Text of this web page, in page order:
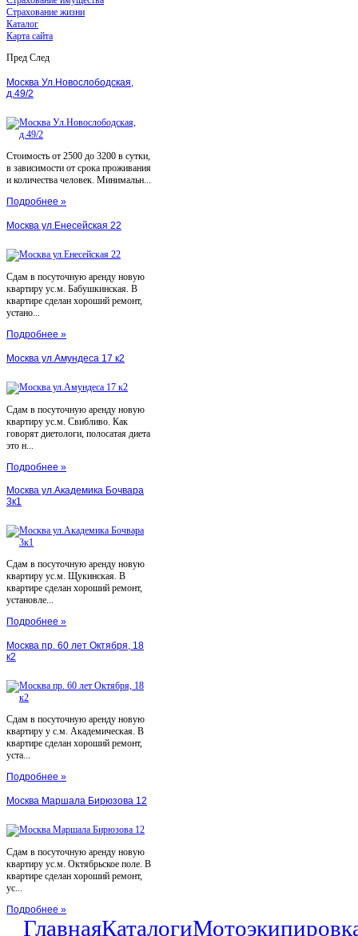
Страхование жизни
Каталог
Карта сайта
Пред След
Москва Ул.Новослободская,
д.49/2
Стоимость от 2500 до 3200 в сутки,
в зависимости от срока проживания
и количества человек. Минимальн...
Подробнее »
Москва ул.Енесейская 22
Сдам в посуточную аренду новую
квартиру ус.м. Бабушкинская. В
квартире сделан хороший ремонт,
устано...
Подробнее »
Москва ул.Амундеса 17 к2
Сдам в посуточную аренду новую
квартиру ус.м. Свибливо. Как
говорят диетологи, полосатая диета
это н...
Подробнее »
Москва ул.Академика Бочвара
3к1
Сдам в посуточную аренду новую
квартиру ус.м. Щукинская. В
квартире сделан хороший ремонт,
установле...
Подробнее »
Москва пр. 60 лет Октября, 18
к2
Сдам в посуточную аренду новую
квартиру у с.м. Академическая. В
квартире сделан хороший ремонт,
уста...
Подробнее »
Москва Маршала Бирюзова 12
Сдам в посуточную аренду новую
квартиру ус.м. Октябрьское поле. В
квартире сделан хороший ремонт,
ус...
Подробнее »
ГлавнаяКаталоги